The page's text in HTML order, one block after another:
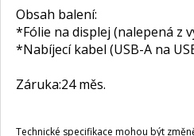
Obsah balení:
*Fólie na displej (nalepená z
*Nabíjecí kabel (USB-A na
Záruka:24 měs.
Technické specifikace mohou být